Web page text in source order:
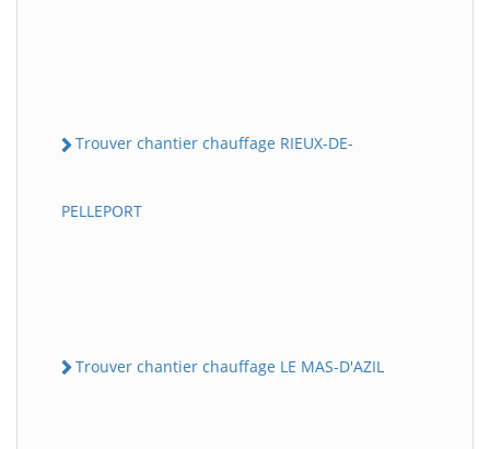
Trouver chantier chauffage RIEUX-DE-
PELLEPORT
Trouver chantier chauffage LE MAS-D'AZIL